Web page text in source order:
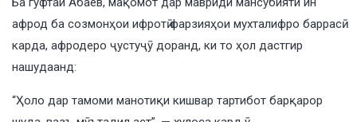
афрод ба созмонҳои ифротӣ фарзияҳои мухталифро баррасӣ
карда, афродеро ҷустуҷӯ доранд, ки то ҳол дастгир
нашудаанд:
“Ҳоло дар тамоми манотиқи кишвар тартибот барқарор